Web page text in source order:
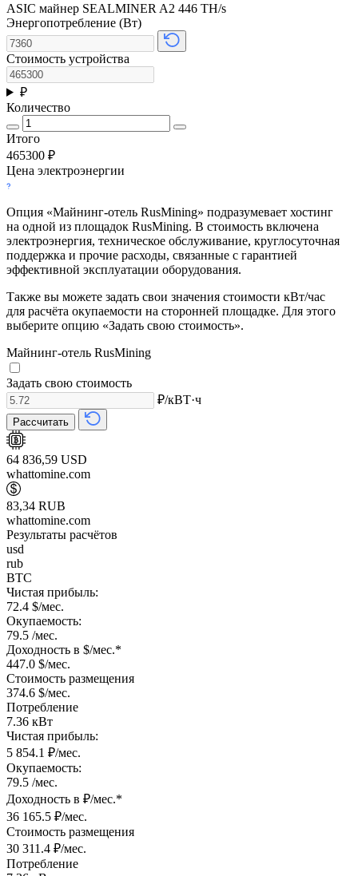
ASIC майнер SEALMINER A2 446 TH/s
Энергопотребление (Вт)
Стоимость устройства
₽
Количество
Итого
465300 ₽
Цена электроэнергии
Опция «Майнинг-отель RusMining» подразумевает хостинг
на одной из площадок RusMining. В стоимость включена
электроэнергия, техническое обслуживание, круглосуточная
поддержка и прочие расходы, связанные с гарантией
эффективной эксплуатации оборудования.
Также вы можете задать свои значения стоимости кВт/час
для расчёта окупаемости на сторонней площадке. Для этого
выберите опцию «Задать свою стоимость».
Майнинг-отель RusMining
Задать свою стоимость
₽/кВТ·ч
Рассчитать
64 836,59 USD
whattomine.com
83,34 RUB
whattomine.com
Результаты расчётов
usd
rub
BTC
Чистая прибыль:
72.4 $/мес.
Окупаемость:
79.5 /мес.
Доходность в $/мес.*
447.0 $/мес.
Стоимость размещения
374.6 $/мес.
Потребление
7.36 кВт
Чистая прибыль:
5 854.1 ₽/мес.
Окупаемость:
79.5 /мес.
Доходность в ₽/мес.*
36 165.5 ₽/мес.
Стоимость размещения
30 311.4 ₽/мес.
Потребление